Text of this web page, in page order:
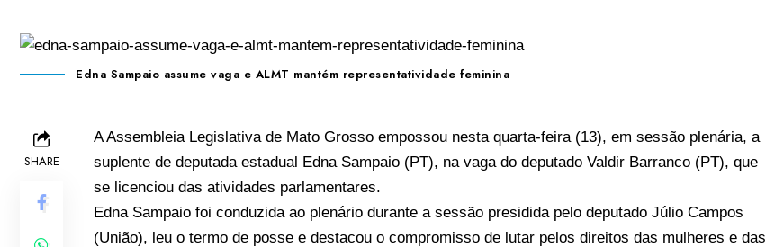
Edna Sampaio assume vaga e ALMT mantém representatividade feminina
SHARE
A Assembleia Legislativa de Mato Grosso empossou nesta quarta-feira (13), em sessão plenária, a
suplente de deputada estadual Edna Sampaio (PT), na vaga do deputado Valdir Barranco (PT), que
se licenciou das atividades parlamentares.
Edna Sampaio foi conduzida ao plenário durante a sessão presidida pelo deputado Júlio Campos
(União), leu o termo de posse e destacou o compromisso de lutar pelos direitos das mulheres e das